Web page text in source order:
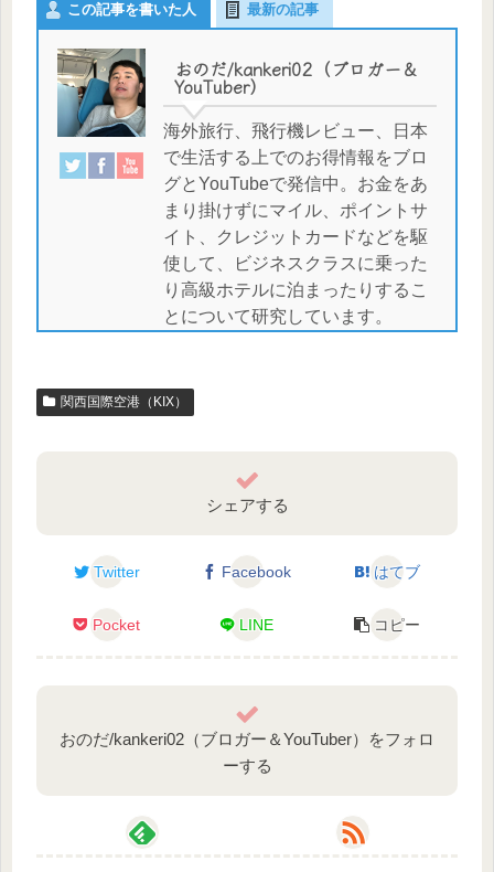
この記事を書いた人 最新の記事
おのだ/kankeri02（ブロガー＆
YouTuber）
海外旅行、飛行機レビュー、日本
で生活する上でのお得情報をブロ
グとYouTubeで発信中。お金をあ
まり掛けずにマイル、ポイントサ
イト、クレジットカードなどを駆
使して、ビジネスクラスに乗った
り高級ホテルに泊まったりするこ
とについて研究しています。
関西国際空港（KIX）
シェアする
Twitter Facebook はてブ
Pocket LINE コピー
おのだ/kankeri02（ブロガー＆YouTuber）をフォロ
ーする